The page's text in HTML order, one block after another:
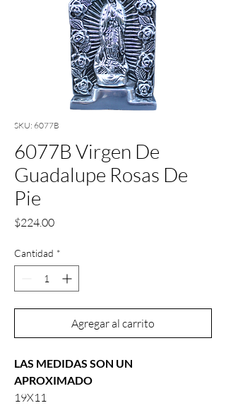
SKU: 6077B
6077B Virgen De
Guadalupe Rosas De
Pie
$224.00Precio
Cantidad *
Agregar al carrito
LAS MEDIDAS SON UN
APROXIMADO
19X11